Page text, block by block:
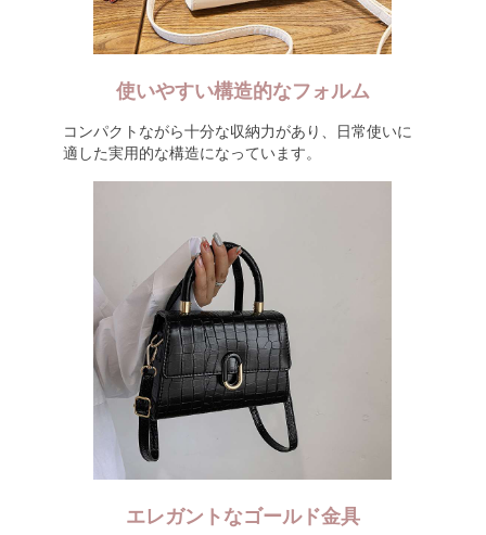
使いやすい構造的なフォルム
コンパクトながら十分な収納力があり、日常使いに
適した実用的な構造になっています。
エレガントなゴールド金具